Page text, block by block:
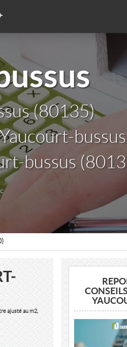
(80135)
bussus
ajusté au m2,
Previous